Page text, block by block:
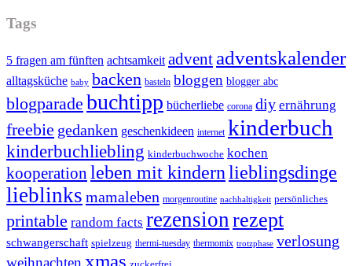
Tags
5 fragen am fünften achtsamkeit advent adventskalender
alltagsküche baby backen basteln bloggen blogger abc
blogparade buchtipp bücherliebe corona diy ernährung
freebie gedanken geschenkideen internet kinderbuch
kinderbuchliebling kinderbuchwoche kochen
kooperation leben mit kindernlieblingsdinge
lieblinks mamaleben morgenroutine nachhaltigkeit persönliches
printable random facts rezensionrezept
schwangerschaft spielzeug thermi-tuesday thermomix trotzphase verlosung
xmas